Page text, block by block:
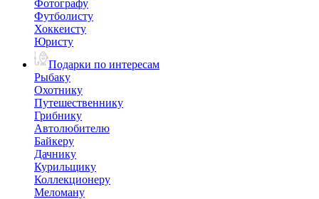
Фотографу
Футболисту
Хоккеисту
Юристу
Подарки по интересам
Рыбаку
Охотнику
Путешественнику
Грибнику
Автолюбителю
Байкеру
Дачнику
Курильщику
Коллекционеру
Меломану